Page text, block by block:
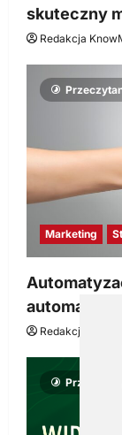
skuteczny
Redakcja
Marketing
Redakcja